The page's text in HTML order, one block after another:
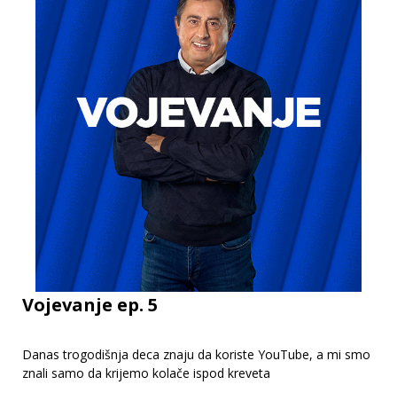
Vojevanje ep. 5
Danas trogodišnja deca znaju da koriste YouTube, a mi smo
znali samo da krijemo kolače ispod kreveta